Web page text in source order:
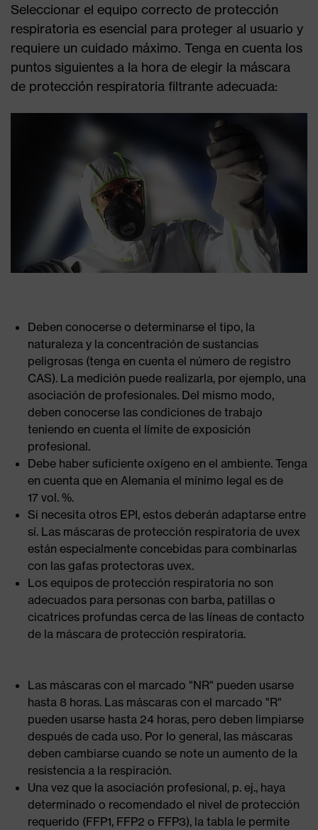
Seleccionar el equipo correcto de protección
respiratoria es esencial para proteger al usuario y
requiere un cuidado máximo. Tenga en cuenta los
puntos siguientes a la hora de elegir la máscara
de protección respiratoria filtrante adecuada:
Deben conocerse o determinarse el tipo, la
naturaleza y la concentración de sustancias
peligrosas (tenga en cuenta el número de registro
CAS). La medición puede realizarla, por ejemplo, una
asociación de profesionales. Del mismo modo,
deben conocerse las condiciones de trabajo
teniendo en cuenta el límite de exposición
profesional.
Debe haber suficiente oxígeno en el ambiente. Tenga
en cuenta que en Alemania el mínimo legal es de
17 vol. %.
Si necesita otros EPI, estos deberán adaptarse entre
sí. Las máscaras de protección respiratoria de uvex
están especialmente concebidas para combinarlas
con las gafas protectoras uvex.
Los equipos de protección respiratoria no son
adecuados para personas con barba, patillas o
cicatrices profundas cerca de las líneas de contacto
de la máscara de protección respiratoria.
Las máscaras con el marcado "NR" pueden usarse
hasta 8 horas. Las máscaras con el marcado "R"
pueden usarse hasta 24 horas, pero deben limpiarse
después de cada uso. Por lo general, las máscaras
deben cambiarse cuando se note un aumento de la
resistencia a la respiración.
Una vez que la asociación profesional, p. ej., haya
determinado o recomendado el nivel de protección
requerido (FFP1, FFP2 o FFP3), la tabla le permite